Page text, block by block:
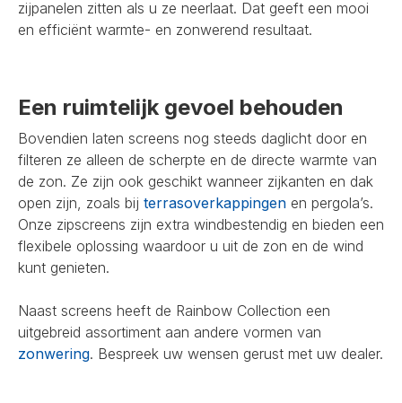
zijpanelen zitten als u ze neerlaat. Dat geeft een mooi
en efficiënt warmte- en zonwerend resultaat.
Een ruimtelijk gevoel behouden
Bovendien laten screens nog steeds daglicht door en
filteren ze alleen de scherpte en de directe warmte van
de zon. Ze zijn ook geschikt wanneer zijkanten en dak
open zijn, zoals bij terrasoverkappingen en pergola’s.
Onze zipscreens zijn extra windbestendig en bieden een
flexibele oplossing waardoor u uit de zon en de wind
kunt genieten.
Naast screens heeft de Rainbow Collection een
uitgebreid assortiment aan andere vormen van
zonwering. Bespreek uw wensen gerust met uw dealer.